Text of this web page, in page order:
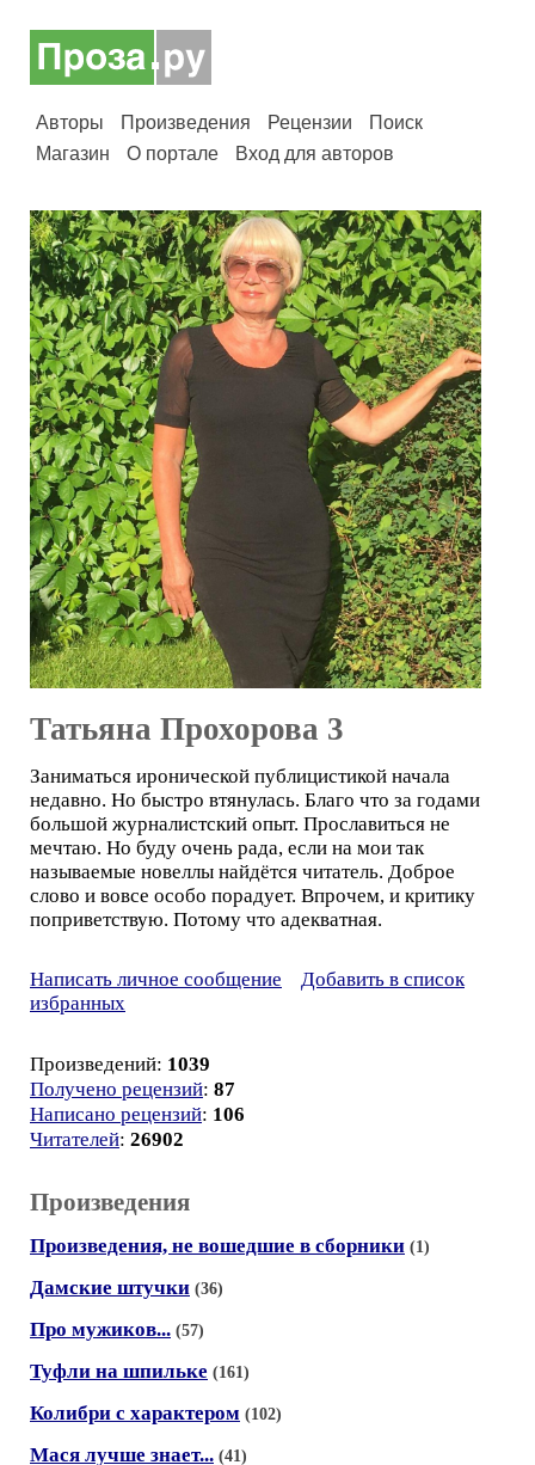
Авторы Произведения Рецензии
Поиск
Магазин
О портале Вход для авторов
Татьяна Прохорова 3
Заниматься иронической публицистикой начала
недавно. Но быстро втянулась. Благо что за годами
большой журналистский опыт. Прославиться не
мечтаю. Но буду очень рада, если на мои так
называемые новеллы найдётся читатель. Доброе
слово и вовсе особо порадует. Впрочем, и критику
поприветствую. Потому что адекватная.
Написать личное сообщение
Добавить в список
избранных
Произведений: 1039
Получено рецензий: 87
Написано рецензий: 106
Читателей: 26902
Произведения
Произведения, не вошедшие в сборники (1)
Дамские штучки (36)
Про мужиков... (57)
Туфли на шпильке (161)
Колибри с характером (102)
Мася лучше знает... (41)